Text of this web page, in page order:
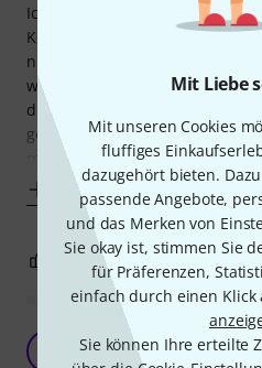
Mit Liebe
Mit unseren Cookies
fluffiges
dazugehört bieten.
passende Angebote,
und das Merken von
Sie okay ist, stimmen Sie
für Präferenzen,
einfach durch einen Klick
Sie können Ihre erteilte
Ich nutze das Board für meine
Keyboardsetup. Mir war es um
nur ein Boss SF6 und ein
will. Da die beiden Endstücke
diese demontiert, die Schienen
gebohrt und mit Gewinde
montiert - fertig. Jetzt ist die
Mehr anzeigen
0
Top für meinen